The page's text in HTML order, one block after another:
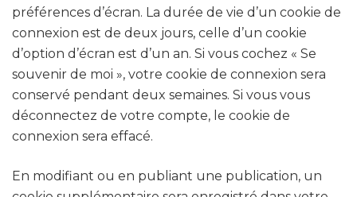
préférences d’écran. La durée de vie d’un cookie de
connexion est de deux jours, celle d’un cookie
d’option d’écran est d’un an. Si vous cochez « Se
souvenir de moi », votre cookie de connexion sera
conservé pendant deux semaines. Si vous vous
déconnectez de votre compte, le cookie de
connexion sera effacé.
En modifiant ou en publiant une publication, un